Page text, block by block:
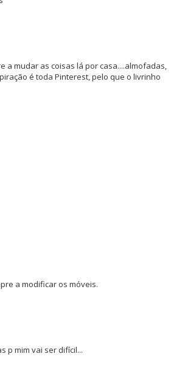
a mudar as coisas lá por casa....almofadas,
é toda Pinterest, pelo que o livrinho
a modificar os móveis.
p mim vai ser difícil...